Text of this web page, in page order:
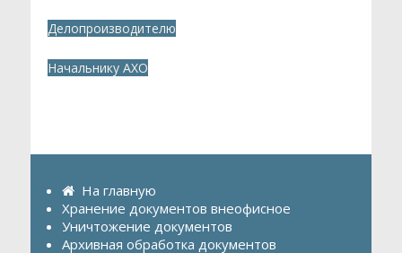
Делопроизводителю
Начальнику АХО
На главную
Хранение документов внеофисное
Уничтожение документов
Архивная обработка документов